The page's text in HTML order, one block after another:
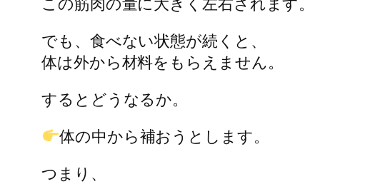
でも、食べない状態が続くと、
体は外から材料をもらえません。
するとどうなるか。
体の中から補おうとします。
つまり、